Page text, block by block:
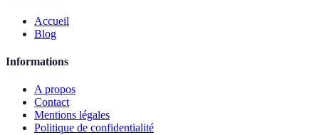
Accueil
Blog
Informations
A propos
Contact
Mentions légales
Politique de confidentialité